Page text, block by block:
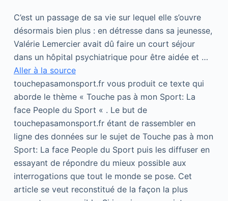
C’est un passage de sa vie sur lequel elle s’ouvre
désormais bien plus : en détresse dans sa jeunesse,
Valérie Lemercier avait dû faire un court séjour
dans un hôpital psychiatrique pour être aidée et …
Aller à la source
touchepasamonsport.fr vous produit ce texte qui
aborde le thème « Touche pas à mon Sport: La
face People du Sport « . Le but de
touchepasamonsport.fr étant de rassembler en
ligne des données sur le sujet de Touche pas à mon
Sport: La face People du Sport puis les diffuser en
essayant de répondre du mieux possible aux
interrogations que tout le monde se pose. Cet
article se veut reconstitué de la façon la plus